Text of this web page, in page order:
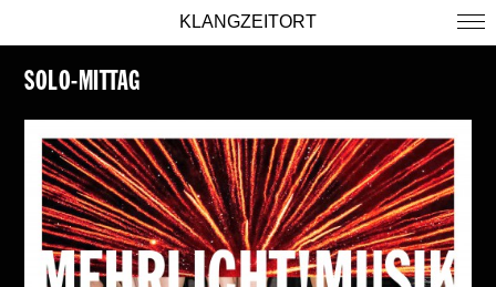
KLANGZEITORT
SOLO-MITTAG